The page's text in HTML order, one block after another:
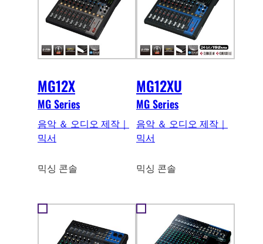
MG12X
MG Series
음악 ＆ 오디오 제작｜
믹서
믹싱 콘솔
MG12XU
MG Series
음악 ＆ 오디오 제작｜
믹서
믹싱 콘솔